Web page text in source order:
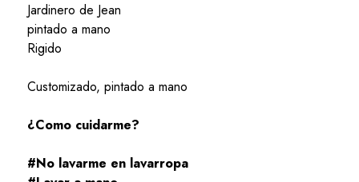
Jardinero de Jean
pintado a mano
Rigido
Customizado, pintado a mano
¿Como cuidarme?
#No lavarme en lavarropa